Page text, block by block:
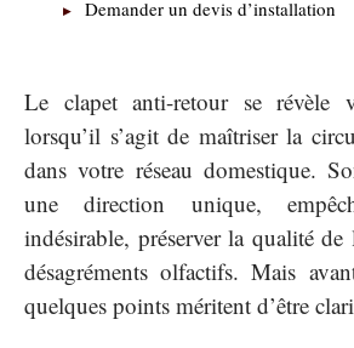
Demander un devis d’installation
Le clapet anti-retour se révèle
lorsqu’il s’agit de maîtriser la
dans votre réseau domestique.
une direction unique,
indésirable, préserver la qualité de
désagréments olfactifs. Mais
quelques points méritent d’être